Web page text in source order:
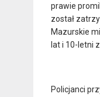
prawie
został
Mazurskie
lat i 10-letni
Policjanci